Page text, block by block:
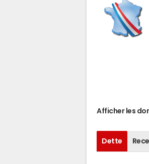
Afficher les
Dette